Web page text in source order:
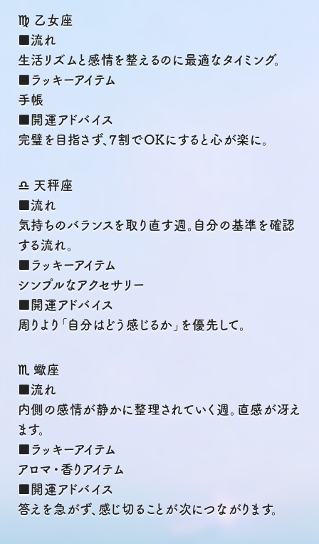
♍ 乙女座
■流れ
生活リズムと感情を整えるのに最適なタイミング。
■ラッキーアイテム
手帳
■開運アドバイス
完璧を目指さず、7割でOKにすると心が楽に。
♎ 天秤座
■流れ
気持ちのバランスを取り直す週。自分の基準を確認
する流れ。
■ラッキーアイテム
シンプルなアクセサリー
■開運アドバイス
周りより「自分はどう感じるか」を優先して。
♏ 蠍座
■流れ
内側の感情が静かに整理されていく週。直感が冴え
ます。
■ラッキーアイテム
アロマ・香りアイテム
■開運アドバイス
答えを急がず、感じ切ることが次につながります。